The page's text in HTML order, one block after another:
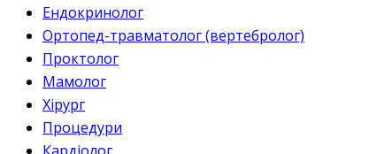
Ендокринолог
Ортопед-травматолог (вертебролог)
Проктолог
Мамолог
Хірург
Процедури